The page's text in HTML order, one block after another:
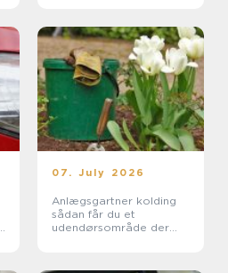
07. July 2026
Anlægsgartner kolding
sådan får du et
udendørsområde der